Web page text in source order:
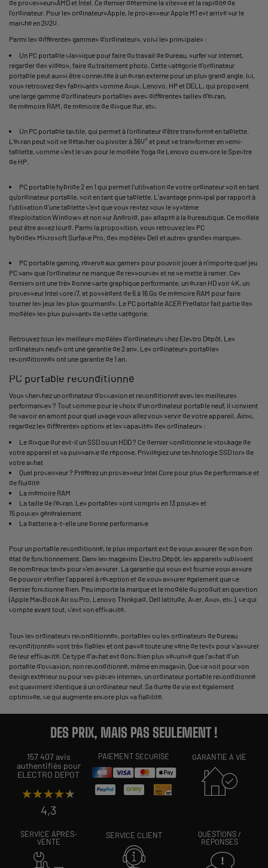
de processeursAMD et Intel. Ce dernier détermine la vitesse et la rapidité de
l’ordinateur. Pour les ordinateursApple, le processeur Apple M1 est arrivé sur le
marché en 2020.
Parmi les différentes gammes d’ordinateurs, voici les principales :
Un PC portable classique pour faire du travail de bureau, surfer sur internet,
regarder des vidéos, faire du traitement photo. Cette catégorie d’ordinateur
portable peut aussi être connectée à un écran externe pour un plus grand angle. Ici,
vous retrouvez des fabricants comme Asus, Lenovo, HP et DELL, qui proposent
une large gamme d’ordinateurs portables avec différentes tailles d’écran,
de mémoire RAM, de mémoire de disque dur, etc.
Un PC portable tactile, qui permet à l’ordinateur d’être transformé en tablette.
L’écran peut soit se détacher ou pivoter à 360° et peut se transformer en semi-
tablette, comme c’est le cas pour le modèle Yoga de Lenovo ou encore le Spectre
de HP.
PC portable hybride 2 en 1 qui permet l’utilisation de votre ordinateur soit en tant
qu’ordinateur portable, soit en tant que tablette. L’avantage principal par rapport à
l’utilisation d’une tablette c’est que vous restez sous le système
d’exploitation Windows et non sur Android, pas adapté à la bureautique. Ce modèle
peut être assez lourd. Parmi la proposition, vous retrouvez les PC
hybrides Microsoft Surface Pro, des modèles Dell et autres grandes marques.
PC portable gaming, réservé aux gamers pour pouvoir jouer à n’importe quel jeu
PC sans que l’ordinateur ne manque de ressources et ne se mette à ramer. Ces
derniers ont une très bonne carte graphique performante, un écran HD voir 4K, un
processeur Intel core i7, et possèdent de 6 à 16 Go de mémoire RAM pour faire
tourner les jeux les plus gourmands. Le PC portable ACER Predator fait partie des
modèles les plus puissants de cette catégorie.
Retrouvez tous les meilleurs modèles d’ordinateurs chez Electro Dépôt. Les
ordinateurs neufs ont une garantie de 2 ans. Les ordinateurs portables
reconditionnés ont une garantie de 1 an.
PC portable reconditionné
Vous cherchez un ordinateur d’occasion et reconditionné avec les meilleures
performances ? Tout comme pour le choix d’un ordinateur portable neuf, il convient
de savoir en amont pour quel usage vous allez vous servir de votre appareil. Ainsi,
regardez les différentes options et les capacités des ordinateurs :
Le disque dur est-il un SSD ou un HDD ? Ce dernier conditionne le stockage de
votre appareil et sa puissance de réponse. Privilégiez une technologie SSD lors de
votre achat
Quel processeur ? Préférez un processeur Intel Core pour plus de performance et
de fluidité
La mémoire RAM
La taille de l’écran. Les portables sont compris en 13 pouces et
15 pouces généralement
La batterie a-t-elle une bonne performance
Pour un portable reconditionné, le plus important est de vous assurer de son bon
état de fonctionnement. Dans les magasins Electro Dépôt, les appareils subissent
de nombreux tests pour s’en assurer. La garantie qui vous est fournie vous assure
de pouvoir vérifier l’appareil à réception et de vous assurer également que ce
dernier fonctionne bien. Peu importe la marque et le modèle du produit en question
(Apple MacBook Air ou Pro, Lenovo Thinkpad, Dell latitude, Acer, Asus, etc.), ce qui
compte avant tout, c’est son efficacité.
Tous les ordinateurs reconditionnés, portables ou les ordinateurs de bureau
reconditionnés sont très fiables et ont passé toute une série de tests pour s’assurer
de leur efficacité. Ce type d’achat est donc bien plus sécurisé que l’achat d’un
portable d’occasion, non reconditionné, même en magasin. Que ce soit pour son
design extérieur ou pour ses pièces internes, un ordinateur portable reconditionné
est quasiment identique à un ordinateur neuf. Sa durée de vie est également
optimisée, ce qui augmente encore plus sa fiabilité.
DES PRIX, MAIS PAS SEULEMENT !
157 407 avis
authentifiés pour
ELECTRO DEPOT
★★★★★
★★★★★
4,3
PAIEMENT SÉCURISÉ GARANTIE À VIE
SERVICE APRÈS-
VENTE
SERVICE CLIENT
QUESTIONS /
RÉPONSES